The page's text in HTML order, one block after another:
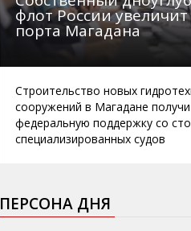
флот России
порта Магадана
Строительство новых
сооружений в Магадане
федеральную поддержку со
специализированных судов
ПЕРСОНА ДНЯ